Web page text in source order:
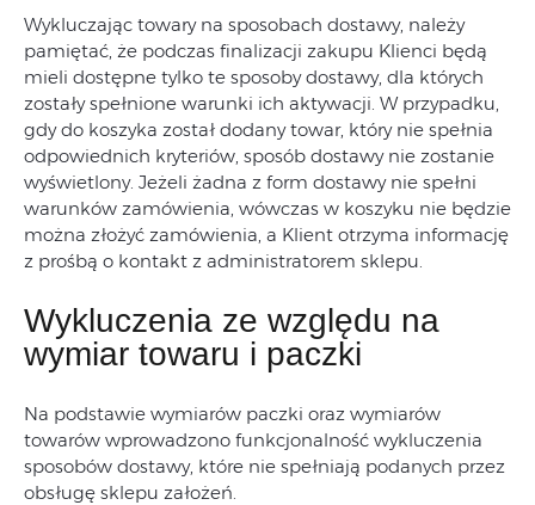
Wykluczając towary na sposobach dostawy, należy
pamiętać, że podczas finalizacji zakupu Klienci będą
mieli dostępne tylko te sposoby dostawy, dla których
zostały spełnione warunki ich aktywacji. W przypadku,
gdy do koszyka został dodany towar, który nie spełnia
odpowiednich kryteriów, sposób dostawy nie zostanie
wyświetlony. Jeżeli żadna z form dostawy nie spełni
warunków zamówienia, wówczas w koszyku nie będzie
można złożyć zamówienia, a Klient otrzyma informację
z prośbą o kontakt z administratorem sklepu.
Wykluczenia ze względu na
wymiar towaru i paczki
Na podstawie wymiarów paczki oraz wymiarów
towarów wprowadzono funkcjonalność wykluczenia
sposobów dostawy, które nie spełniają podanych przez
obsługę sklepu założeń.